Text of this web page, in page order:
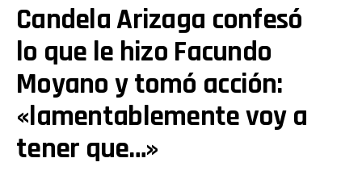
Candela Arizaga confesó
lo que le hizo Facundo
Moyano y tomó acción:
«lamentablemente voy a
tener que…»